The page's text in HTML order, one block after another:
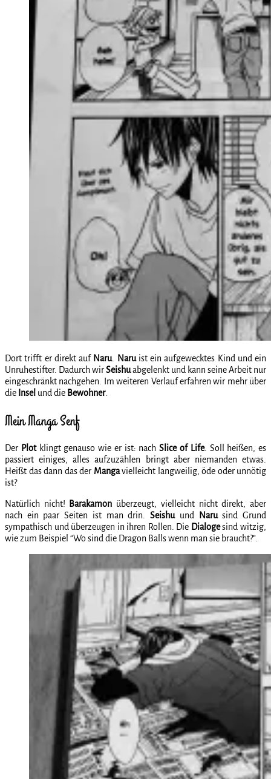
Dort trifft er direkt auf Naru. Naruist ein aufgewecktes Kind und ein
Unruhestifter. Dadurch wirSeishuabgelenkt und kann seine Arbeit nur
eingeschränkt nachgehen. Im weiteren Verlauf erfahren wir mehr über
die Insel und die Bewohner.
Mein Manga Senf
Der Plotklingt genauso wie er ist: nachSlice of Life. Soll heißen, es
passiert einiges, alles aufzuzählen bringt aber niemanden etwas.
Heißt das dann das der Mangavielleicht langweilig, öde oder unnötig
ist?
Natürlich nicht! Barakamon überzeugt, vielleicht nicht direkt, aber
nach ein paar Seiten ist man drin.Seishuund Narusind Grund
sympathisch und überzeugen in ihren Rollen. Die Dialogesind witzig,
wie zum Beispiel “Wo sind die Dragon Balls wenn man sie braucht?”.